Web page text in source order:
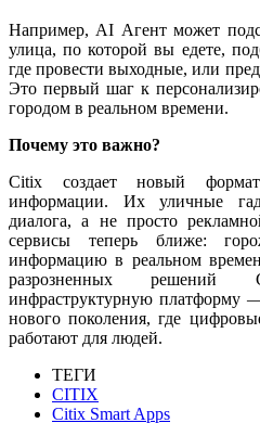
Например, AI Агент может
улица, по которой вы едете,
где провести выходные, или
Это первый шаг к
городом в реальном времени.
Почему это важно?
Citix создает новый
информации. Их уличные
диалога, а не просто
сервисы теперь ближе:
информацию в реальном
разрозненных
инфраструктурную платформу
нового поколения, где
работают для людей.
ТЕГИ
CITIX
Citix Smart Apps